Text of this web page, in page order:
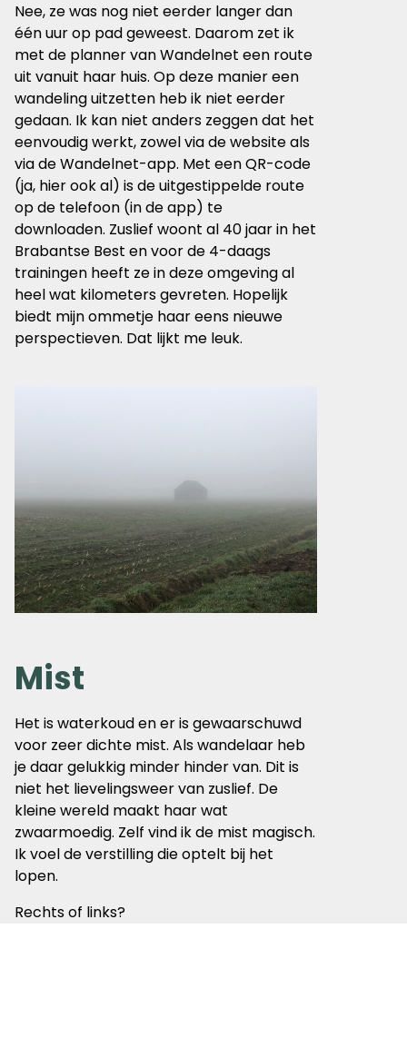
Nee, ze was nog niet eerder langer dan
één uur op pad geweest. Daarom zet ik
met de planner van Wandelnet een route
uit vanuit haar huis. Op deze manier een
wandeling uitzetten heb ik niet eerder
gedaan. Ik kan niet anders zeggen dat het
eenvoudig werkt, zowel via de website als
via de Wandelnet-app. Met een QR-code
(ja, hier ook al) is de uitgestippelde route
op de telefoon (in de app) te
downloaden. Zuslief woont al 40 jaar in het
Brabantse Best en voor de 4-daags
trainingen heeft ze in deze omgeving al
heel wat kilometers gevreten. Hopelijk
biedt mijn ommetje haar eens nieuwe
perspectieven. Dat lijkt me leuk.
Mist
Het is waterkoud en er is gewaarschuwd
voor zeer dichte mist. Als wandelaar heb
je daar gelukkig minder hinder van. Dit is
niet het lievelingsweer van zuslief. De
kleine wereld maakt haar wat
zwaarmoedig. Zelf vind ik de mist magisch.
Ik voel de verstilling die optelt bij het
lopen.
Rechts of links?